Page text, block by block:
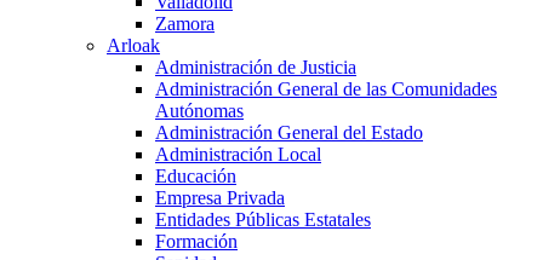
Zamora
Arloak
Administración de Justicia
Administración General de las Comunidades
Autónomas
Administración General del Estado
Administración Local
Educación
Empresa Privada
Entidades Públicas Estatales
Formación